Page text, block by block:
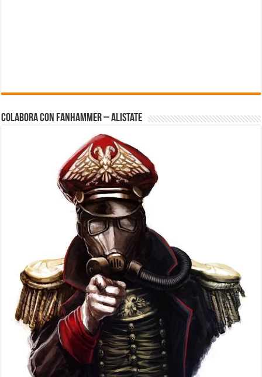
Colabora con FanHammer – Alistate